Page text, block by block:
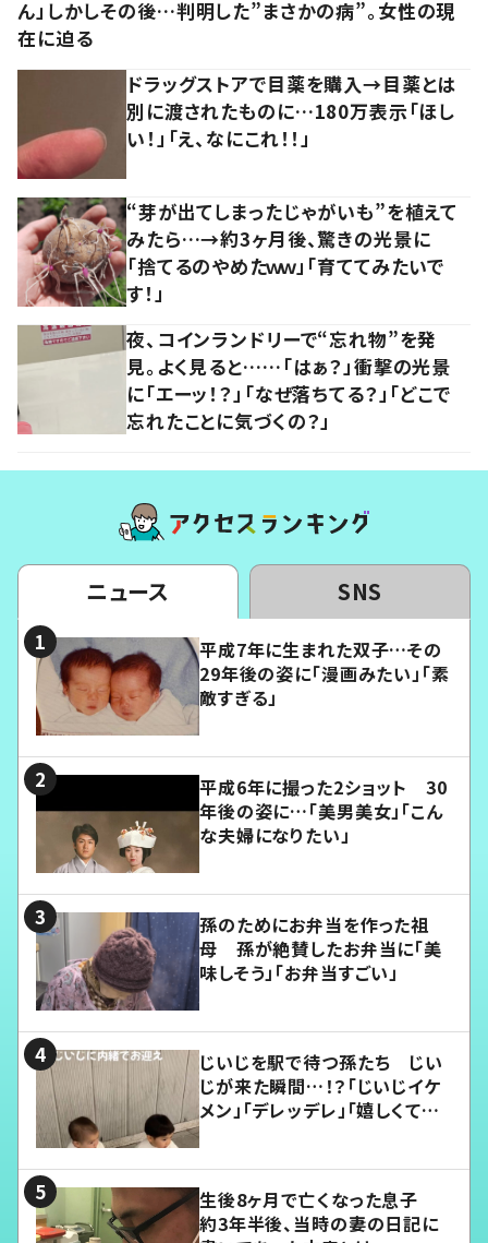
ん」しかしその後…判明した”まさかの病”。女性の現
在に迫る
ドラッグストアで目薬を購入→目薬とは
別に渡されたものに…180万表示「ほし
い！」「え、なにこれ！！」
“芽が出てしまったじゃがいも”を植えて
みたら…→約3ヶ月後、驚きの光景に
「捨てるのやめたｗｗ」「育ててみたいで
す！」
夜、コインランドリーで“忘れ物”を発
見。よく見ると……「はぁ？」衝撃の光景
に「エーッ！？」「なぜ落ちてる？」「どこで
忘れたことに気づくの？」
ニュース SNS
平成7年に生まれた双子…その
29年後の姿に「漫画みたい」「素
敵すぎる」
平成6年に撮った2ショット 30
年後の姿に…「美男美女」「こん
な夫婦になりたい」
孫のためにお弁当を作った祖
母 孫が絶賛したお弁当に「美
味しそう」「お弁当すごい」
じいじを駅で待つ孫たち じい
じが来た瞬間…！？「じいじイケ
メン」「デレッデレ」「嬉しくて可
生後8ヶ月で亡くなった息子
約3年半後、当時の妻の日記に